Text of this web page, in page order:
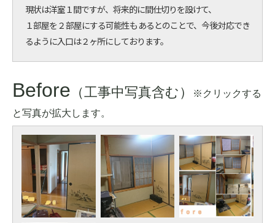
現状は洋室１間ですが、将来的に間仕切りを設けて、
１部屋を２部屋にする可能性もあるとのことで、今後対応でき
るように入口は２ヶ所にしております。
Before （工事中写真含む）
※クリックする
と写真が拡大します。